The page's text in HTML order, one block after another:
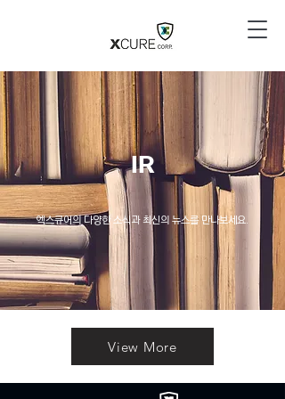
IR
엑스큐어의 다양한 소식과 최신의 뉴스를 만나보세요.
View More